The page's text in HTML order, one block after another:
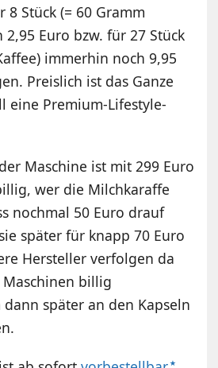
8 Stück (= 60 Gramm
2,95 Euro bzw. für 27 Stück
immerhin noch 9,95
Preislich ist das Ganze
eine Premium-Lifestyle-
Maschine ist mit 299 Euro
wer die Milchkaraffe
nochmal 50 Euro drauf
später für knapp 70 Euro
Hersteller verfolgen da
billig
später an den Kapseln